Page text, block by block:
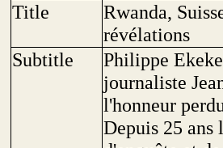
Title
Rwanda,
révélations
Subtitle
Philippe
journaliste
l'honneur
Depuis 25 ans